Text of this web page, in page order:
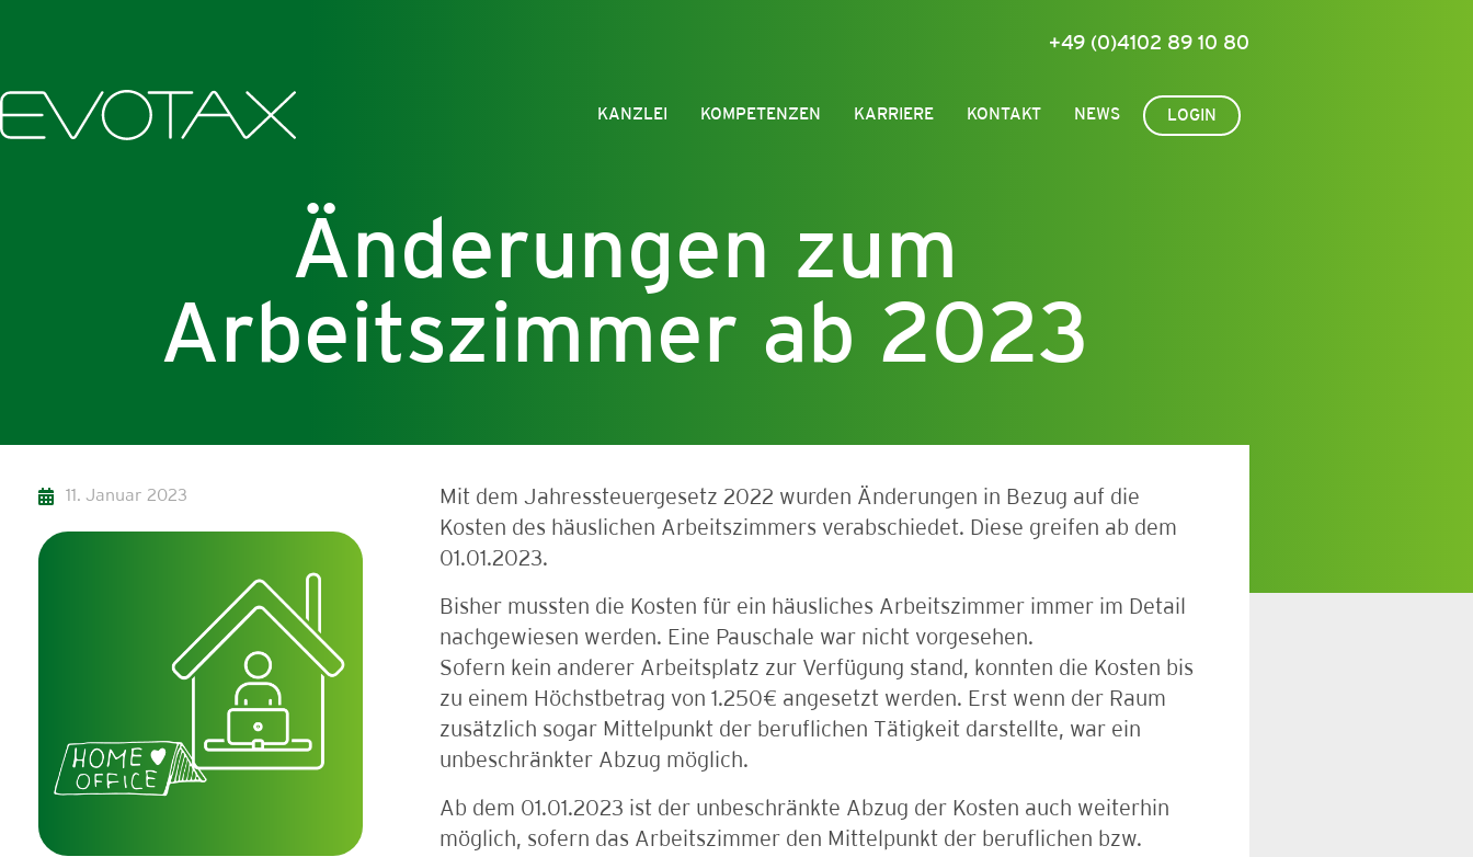
+49 (0)4102 89 10 80
KANZLEI KOMPETENZEN KARRIERE KONTAKT NEWS LOGIN
Änderungen zum
Arbeitszimmer ab 2023
11. Januar 2023
Mit dem Jahressteuergesetz 2022 wurden Änderungen in Bezug auf die
Kosten des häuslichen Arbeitszimmers verabschiedet. Diese greifen ab dem
01.01.2023.
Bisher mussten die Kosten für ein häusliches Arbeitszimmer immer im Detail
nachgewiesen werden. Eine Pauschale war nicht vorgesehen.
Sofern kein anderer Arbeitsplatz zur Verfügung stand, konnten die Kosten bis
zu einem Höchstbetrag von 1.250€ angesetzt werden. Erst wenn der Raum
zusätzlich sogar Mittelpunkt der beruflichen Tätigkeit darstellte, war ein
unbeschränkter Abzug möglich.
Ab dem 01.01.2023 ist der unbeschränkte Abzug der Kosten auch weiterhin
möglich, sofern das Arbeitszimmer den Mittelpunkt der beruflichen bzw.